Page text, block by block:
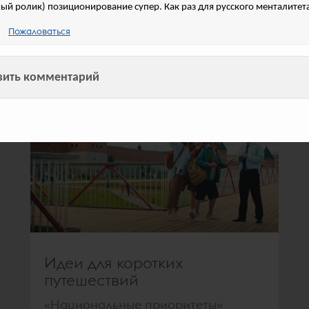
ролик) позиционирование супер. Как раз для русского
Пожаловаться
комментарий
об актуальности проблемы
бесконтактной оплаты в условиях
Идеи для коротких
путешествий
«Национальные приоритеты»